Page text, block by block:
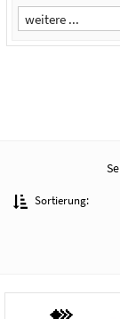
24 x 31,8 cm für
240 x 320 mm
Sortierung: